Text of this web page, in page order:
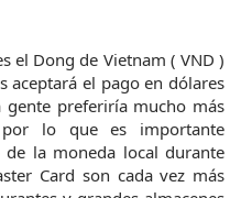
el Dong de Vietnam ( VND )
aceptará el pago en dólares
gente preferiría mucho más
lo que es importante
la moneda local durante
Card son cada vez más